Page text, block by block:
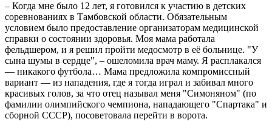
– Когда мне было 12 лет, я готовился к участию в детских
соревнованиях в Тамбовской области. Обязательным
условием было предоставление организаторам медицинской
справки о состоянии здоровья. Моя мама работала
фельдшером, и я решил пройти медосмотр в её больнице. "У
сына шумы в сердце", – ошеломила врач маму. Я расплакался
— никакого футбола… Мама предложила компромиссный
вариант — из нападения, где я тогда играл и забивал много
красивых голов, за что отец называл меня "Симоняном" (по
фамилии олимпийского чемпиона, нападающего "Спартака" и
сборной СССР), посоветовала перейти в ворота.